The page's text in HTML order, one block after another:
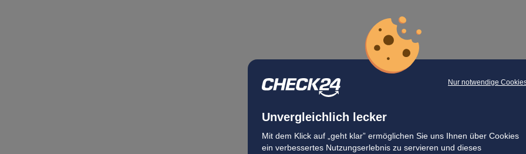
Nur notwendige
Unvergleichlich lecker
Mit dem Klick auf „geht klar” ermöglichen Sie uns Ihnen über Cookies
ein verbessertes Nutzungserlebnis zu servieren und dieses